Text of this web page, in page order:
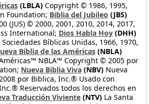
(LBLA) Copyright © 1986, 1995,
Foundation; Biblia del Jubileo (JBS)
(JUS) © 2000, 2001, 2010, 2014, 2017,
International; Dios Habla Hoy (DHH)
Bíblicas Unidas, 1966, 1970,
Biblia de las Américas (NBLA)
NBLA™ Copyright © 2005 por
Nueva Biblia Viva (NBV) Nueva
por Biblica, Inc.® Usado con
Reservados todos los derechos en
Traducción Viviente (NTV) La Santa